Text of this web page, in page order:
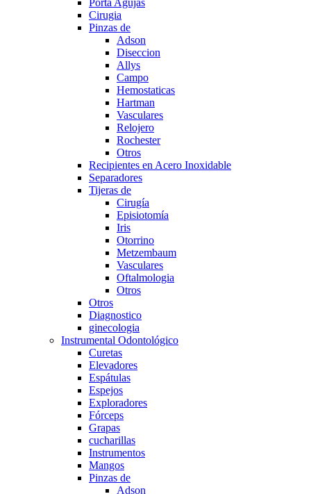
Porta Agujas
Cirugia
Pinzas de
Adson
Diseccion
Allys
Campo
Hemostaticas
Hartman
Vasculares
Relojero
Rochester
Otros
Recipientes en Acero Inoxidable
Separadores
Tijeras de
Cirugía
Episiotomía
Iris
Otorrino
Metzembaum
Vasculares
Oftalmologia
Otros
Otros
Diagnostico
ginecologia
Instrumental Odontológico
Curetas
Elevadores
Espátulas
Espejos
Exploradores
Fórceps
Grapas
cucharillas
Instrumentos
Mangos
Pinzas de
Adson